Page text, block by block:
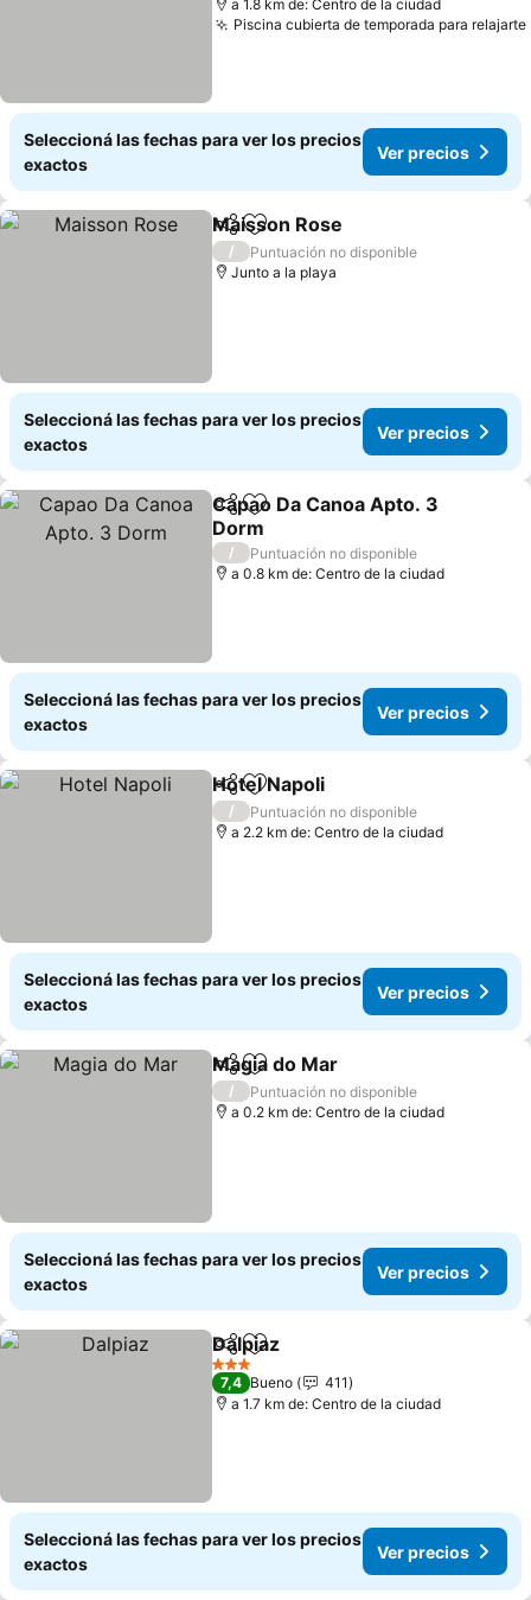
a 1.8 km de: Centro de la ciudad
Piscina cubierta de temporada para relajarte
Seleccioná las fechas para ver los precios
exactos
Ver precios
CompartirAñadir a favoritos
Maisson Rose
/
Puntuación no disponible
Junto a la playa
Seleccioná las fechas para ver los precios
exactos
Ver precios
CompartirAñadir a favoritos
Capao Da Canoa Apto. 3
Dorm
/
Puntuación no disponible
a 0.8 km de: Centro de la ciudad
Seleccioná las fechas para ver los precios
exactos
Ver precios
CompartirAñadir a favoritos
Hotel Napoli
/
Puntuación no disponible
a 2.2 km de: Centro de la ciudad
Seleccioná las fechas para ver los precios
exactos
Ver precios
CompartirAñadir a favoritos
Magia do Mar
/
Puntuación no disponible
a 0.2 km de: Centro de la ciudad
Seleccioná las fechas para ver los precios
exactos
Ver precios
CompartirAñadir a favoritos
Dalpiaz
3 Estrellas
7,4 Bueno
411
a 1.7 km de: Centro de la ciudad
Seleccioná las fechas para ver los precios
exactos
Ver precios